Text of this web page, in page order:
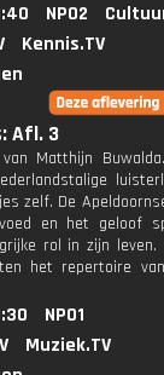
NPO2
Kennis.TV
Afl. 3
Matthijn
zelf. De
en het geloof
rol in zijn leven.
het repertoire
NPO1
Muziek.TV